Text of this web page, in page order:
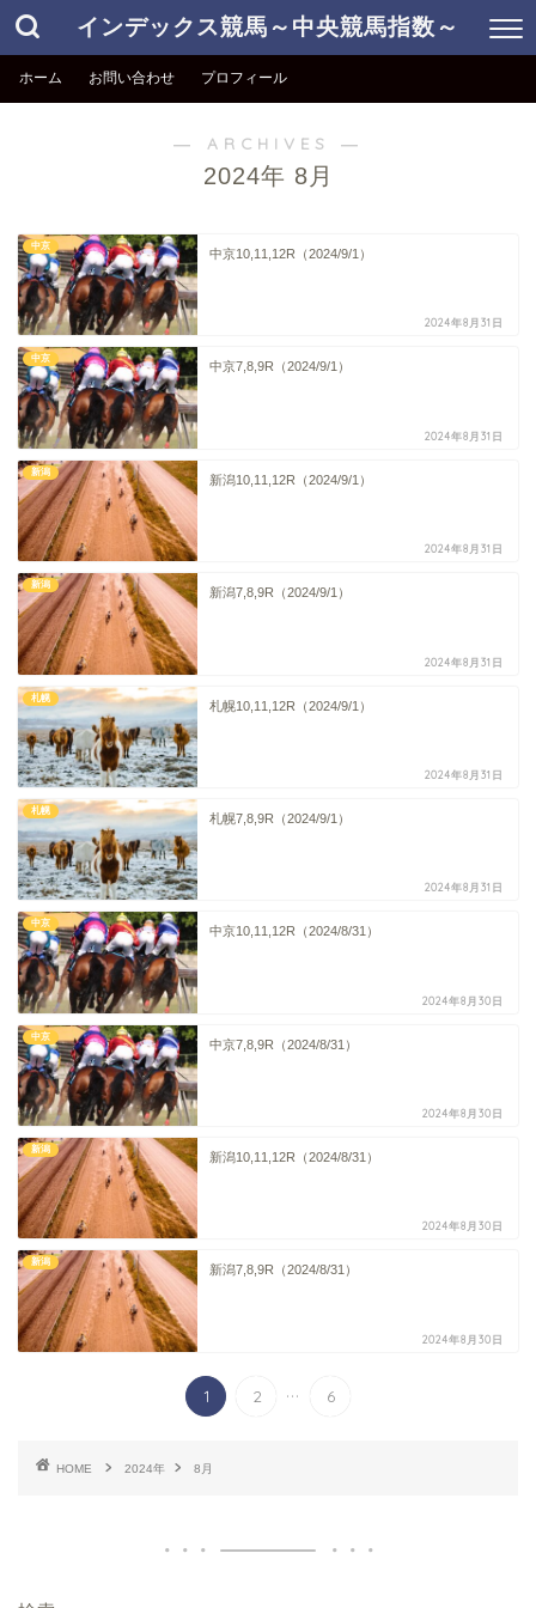
インデックス競馬～中央競馬指数～
ホーム お問い合わせ プロフィール
― ARCHIVES ―
2024年 8月
中京
中京10,11,12R（2024/9/1）
2024年8月31日
中京
中京7,8,9R（2024/9/1）
2024年8月31日
新潟
新潟10,11,12R（2024/9/1）
2024年8月31日
新潟
新潟7,8,9R（2024/9/1）
2024年8月31日
札幌
札幌10,11,12R（2024/9/1）
2024年8月31日
札幌
札幌7,8,9R（2024/9/1）
2024年8月31日
中京
中京10,11,12R（2024/8/31）
2024年8月30日
中京
中京7,8,9R（2024/8/31）
2024年8月30日
新潟
新潟10,11,12R（2024/8/31）
2024年8月30日
新潟
新潟7,8,9R（2024/8/31）
2024年8月30日
1 2 ... 6
HOME 2024年 8月